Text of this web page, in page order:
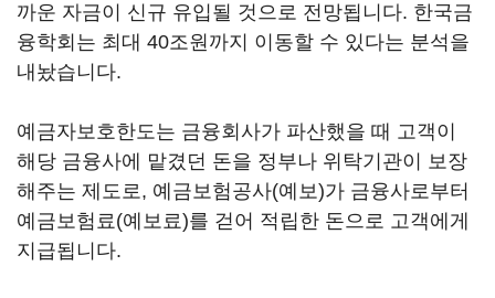
까운 자금이 신규 유입될 것으로 전망됩니다. 한국금
융학회는 최대 40조원까지 이동할 수 있다는 분석을
내놨습니다.
예금자보호한도는 금융회사가 파산했을 때 고객이
해당 금융사에 맡겼던 돈을 정부나 위탁기관이 보장
해주는 제도로, 예금보험공사(예보)가 금융사로부터
예금보험료(예보료)를 걷어 적립한 돈으로 고객에게
지급됩니다.